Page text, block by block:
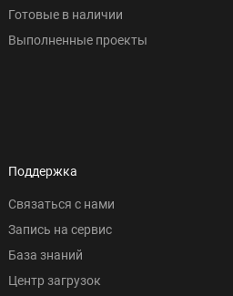
Готовые в наличии
Выполненные проекты
Поддержка
Связаться с нами
Запись на сервис
База знаний
Центр загрузок